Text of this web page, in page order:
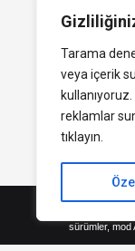
Tarama
veya içerik
reklamlar
tıklayın.
sürümler, mod